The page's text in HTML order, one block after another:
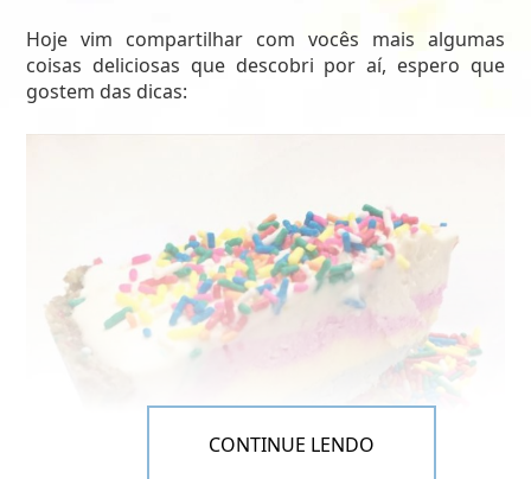
Hoje vim compartilhar com vocês mais algumas
coisas deliciosas que descobri por aí, espero que
gostem das dicas:
CONTINUE LENDO